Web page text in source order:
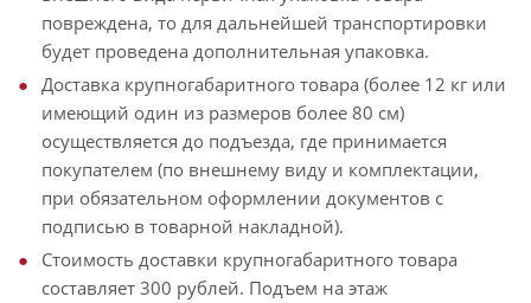
повреждена, то для дальнейшей транспортировки
будет проведена дополнительная упаковка.
Доставка крупногабаритного товара (более 12 кг или
имеющий один из размеров более 80 см)
осуществляется до подъезда, где принимается
покупателем (по внешнему виду и комплектации,
при обязательном оформлении документов с
подписью в товарной накладной).
Стоимость доставки крупногабаритного товара
составляет 300 рублей. Подъем на этаж